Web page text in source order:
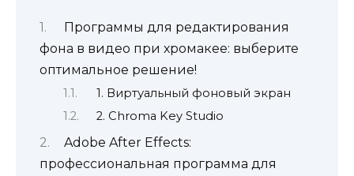
Программы для редактирования
фона в видео при хромакее: выберите
оптимальное решение!
1. Виртуальный фоновый экран
2. Chroma Key Studio
Adobe After Effects:
профессиональная программа для